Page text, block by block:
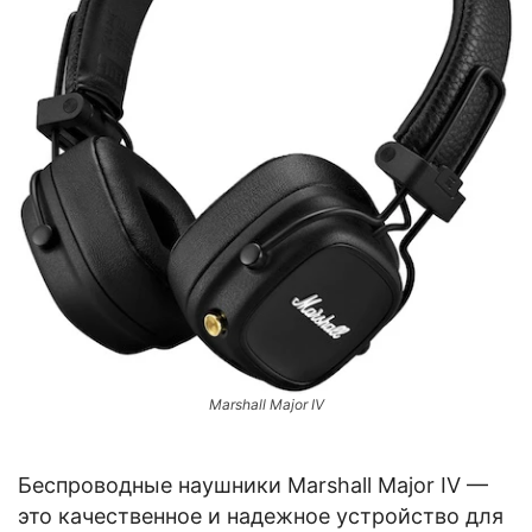
Marshall Major IV
Беспроводные наушники Marshall Major IV —
это качественное и надежное устройство для